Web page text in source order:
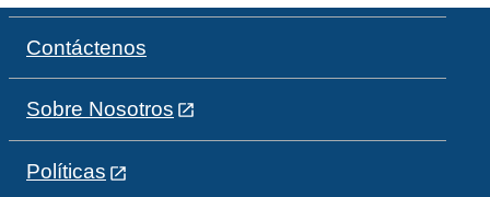
Contáctenos
Sobre Nosotros
Políticas